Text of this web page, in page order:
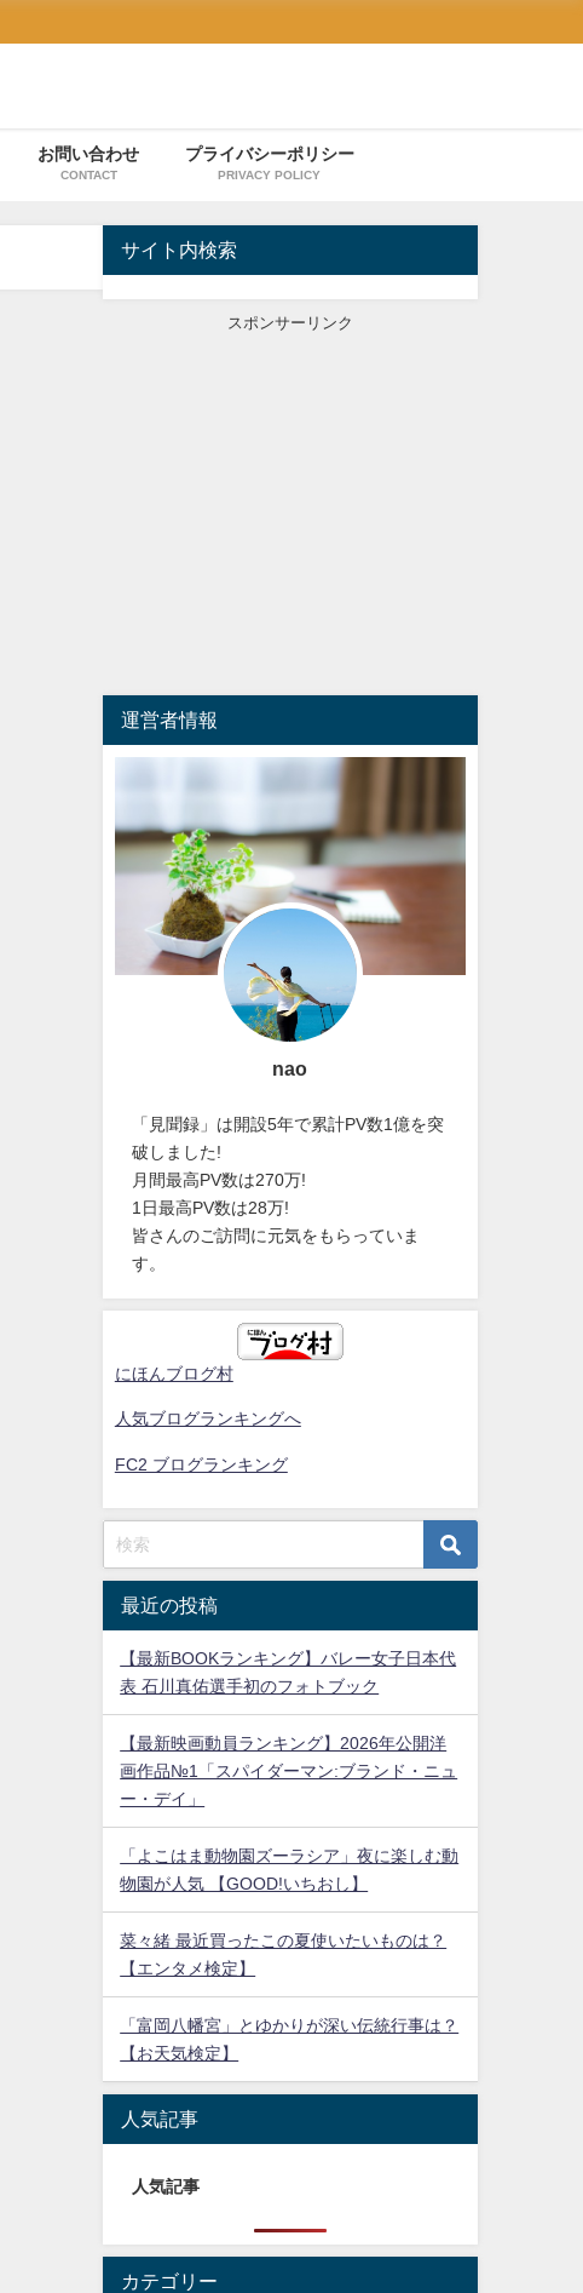
お問い合わせ
CONTACT
プライバシーポリシー
PRIVACY POLICY
サイト内検索
スポンサーリンク
運営者情報
nao
「見聞録」は開設5年で累計PV数1億を突
破しました!
月間最高PV数は270万!
1日最高PV数は28万!
皆さんのご訪問に元気をもらっていま
す。
にほんブログ村
人気ブログランキングへ
FC2 ブログランキング
最近の投稿
【最新BOOKランキング】バレー女子日本代
表 石川真佑選手初のフォトブック
【最新映画動員ランキング】2026年公開洋
画作品№1「スパイダーマン:ブランド・ニュ
ー・デイ」
「よこはま動物園ズーラシア」夜に楽しむ動
物園が人気 【GOOD!いちおし】
菜々緒 最近買ったこの夏使いたいものは？
【エンタメ検定】
「富岡八幡宮」とゆかりが深い伝統行事は？
【お天気検定】
人気記事
人気記事
カテゴリー